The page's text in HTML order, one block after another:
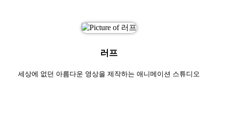
러프
세상에 없던 아름다운 영상을 제작하는 애니메이션 스튜디오